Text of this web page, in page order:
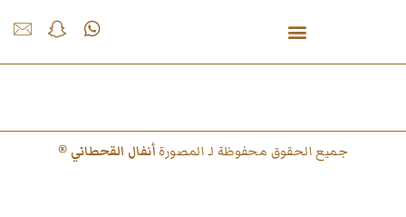
جميع الحقوق محفوظة لـ المصورة أنفال القحطاني ®